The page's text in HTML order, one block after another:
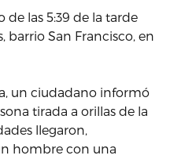
de las 5:39 de la tarde
barrio San Francisco, en
un ciudadano informó
tirada a orillas de la
llegaron,
hombre con una